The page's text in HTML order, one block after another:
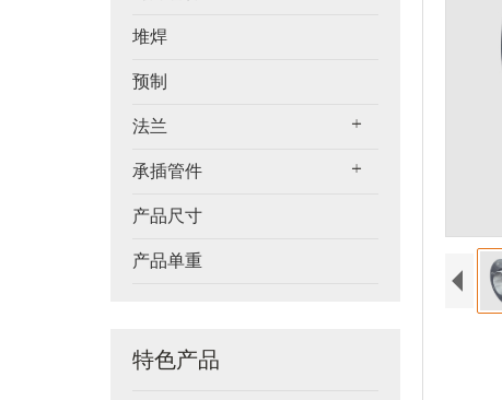
堆焊
预制
法兰
承插管件
产品尺寸
产品单重
特色产品